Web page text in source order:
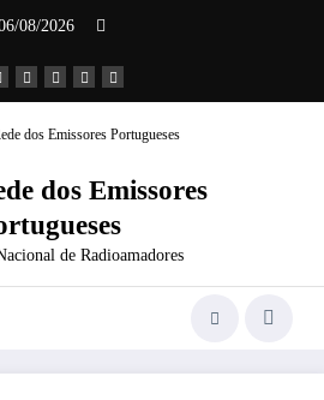
08/2026
dos Emissores
de Radioamadores